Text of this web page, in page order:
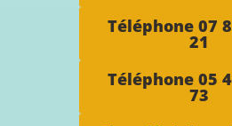
Téléphone 07
21
Téléphone 05
73